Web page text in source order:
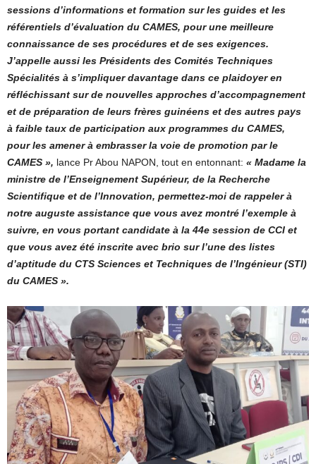
sessions d’informations et formation sur les guides et les
référentiels d’évaluation du CAMES, pour une meilleure
connaissance de ses procédures et de ses exigences.
J’appelle aussi les Présidents des Comités Techniques
Spécialités à s’impliquer davantage dans ce plaidoyer en
réfléchissant sur de nouvelles approches d’accompagnement
et de préparation de leurs frères guinéens et des autres pays
à faible taux de participation aux programmes du CAMES,
pour les amener à embrasser la voie de promotion par le
CAMES », lance Pr Abou NAPON, tout en entonnant: « Madame la
ministre de l’Enseignement Supérieur, de la Recherche
Scientifique et de l’Innovation, permettez-moi de rappeler à
notre auguste assistance que vous avez montré l’exemple à
suivre, en vous portant candidate à la 44e session de CCI et
que vous avez été inscrite avec brio sur l’une des listes
d’aptitude du CTS Sciences et Techniques de l’Ingénieur (STI)
du CAMES ».